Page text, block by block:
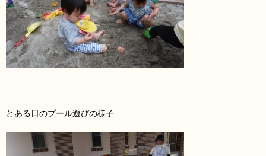
とある日のプール遊びの様子